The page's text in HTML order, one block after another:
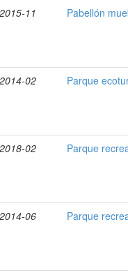
2015-11 Pabellón
2014-02 Parque
2018-02 Parque
2014-06 Parque